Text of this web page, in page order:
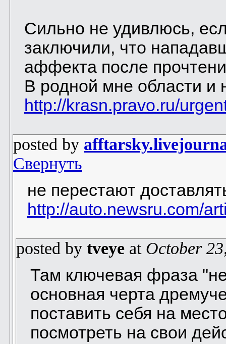
Сильно не удивлюсь,
заключили, что
аффекта после
В родной мне области и
http://krasn.pravo.ru/
posted by
Свернуть
не перестают
http://auto.newsru.com/
posted by tveye at October
Там ключевая фраза
основная черта
поставить себя на
посмотреть на свои